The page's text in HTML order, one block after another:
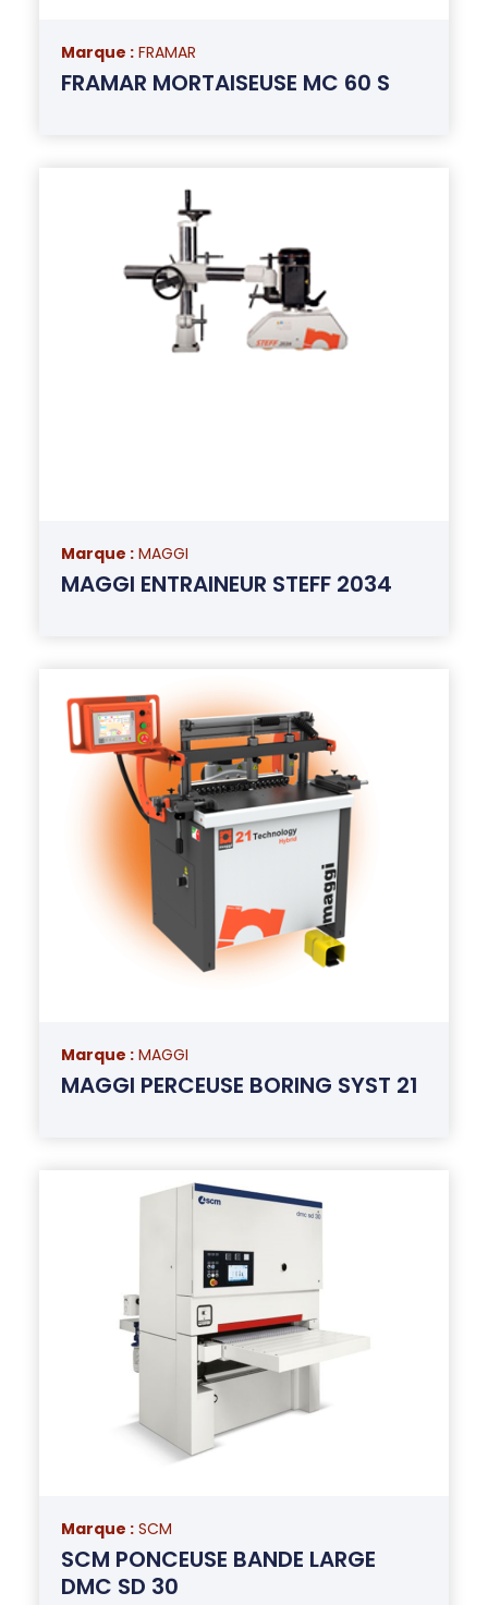
Marque : FRAMAR
FRAMAR MORTAISEUSE MC 60 S
Marque : MAGGI
MAGGI ENTRAINEUR STEFF 2034
Marque : MAGGI
MAGGI PERCEUSE BORING SYST 21
Marque : SCM
SCM PONCEUSE BANDE LARGE
DMC SD 30